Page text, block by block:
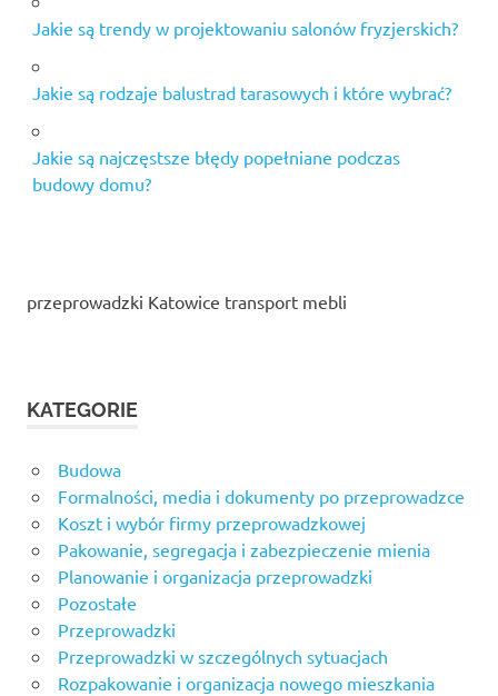
Jakie są trendy w projektowaniu salonów fryzjerskich?
Jakie są rodzaje balustrad tarasowych i które wybrać?
Jakie są najczęstsze błędy popełniane podczas
budowy domu?
przeprowadzki Katowice transport mebli
KATEGORIE
Budowa
Formalności, media i dokumenty po przeprowadzce
Koszt i wybór firmy przeprowadzkowej
Pakowanie, segregacja i zabezpieczenie mienia
Planowanie i organizacja przeprowadzki
Pozostałe
Przeprowadzki
Przeprowadzki w szczególnych sytuacjach
Rozpakowanie i organizacja nowego mieszkania